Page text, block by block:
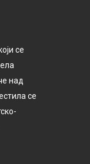
се
над
се